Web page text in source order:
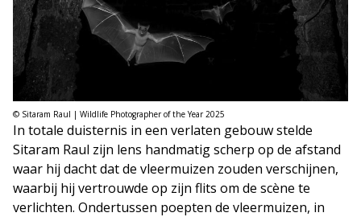
© Sitaram Raul | Wildlife Photographer of the Year 2025
In totale duisternis in een verlaten gebouw stelde
Sitaram Raul zijn lens handmatig scherp op de afstand
waar hij dacht dat de vleermuizen zouden verschijnen,
waarbij hij vertrouwde op zijn flits om de scène te
verlichten. Ondertussen poepten de vleermuizen, in